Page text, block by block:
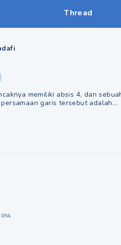
Thread
memiliki absis 4, dan
garis tersebut adalah...